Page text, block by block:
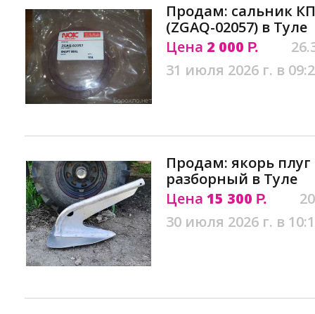
Продам: сальник
(ZGAQ-02057) в Туле
Цена 2 000 Р.
31 июля 2026 г. в
Продам: якорь
разборный в Туле
Цена 15 300 Р.
30 июля 2026 г. в